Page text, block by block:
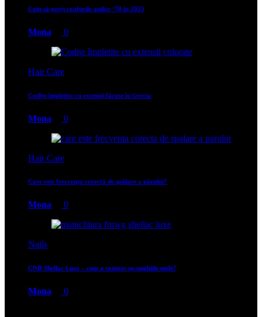
Cum să porți coafurile anilor ‘70 în 2023
Mona 0
Hair Care
Codițe împletite cu extensii făcute în Grecia
Mona 0
Hair Care
Care este frecvența corectă de spălare a părului?
Mona 0
Nails
CND Shellac Luxe – cum a rezistat pe unghiile mele?
Mona 0